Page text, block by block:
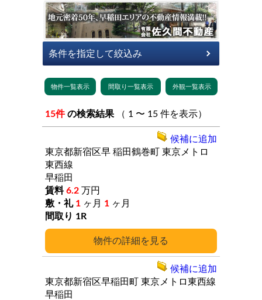
15件 の検索結果 （ 1 〜 15 件を表示）
詳細
東京都新宿区早 稲田鶴巻町 東京メトロ
東西線
早稲田
6.2 万円
1 ヶ月 1 ヶ月
1R
候補に追加
東京都新宿区早稲田町 東京メトロ東西線
早稲田
候補に追加